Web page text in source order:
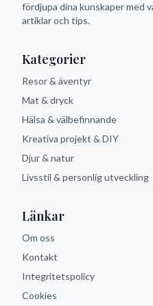
fördjupa dina kunskaper med
artiklar och tips.
Kategorier
Resor & äventyr
Mat & dryck
Hälsa & välbefinnande
Kreativa projekt & DIY
Djur & natur
Livsstil & personlig utveckling
Länkar
Om oss
Kontakt
Integritetspolicy
Cookies